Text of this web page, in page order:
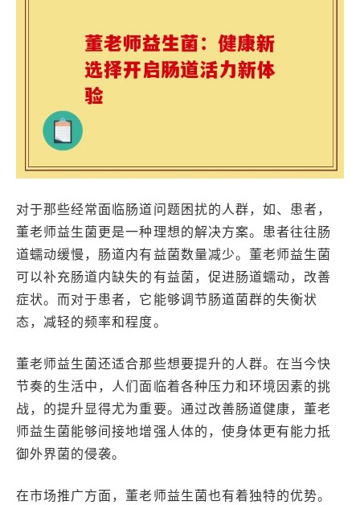
对于那些经常面临肠道问题困扰的人群，如、患者，
董老师益生菌更是一种理想的解决方案。患者往往肠
道蠕动缓慢，肠道内有益菌数量减少。董老师益生菌
可以补充肠道内缺失的有益菌，促进肠道蠕动，改善
症状。而对于患者，它能够调节肠道菌群的失衡状
态，减轻的频率和程度。
董老师益生菌还适合那些想要提升的人群。在当今快
节奏的生活中，人们面临着各种压力和环境因素的挑
战，的提升显得尤为重要。通过改善肠道健康，董老
师益生菌能够间接地增强人体的，使身体更有能力抵
御外界菌的侵袭。
在市场推广方面，董老师益生菌也有着独特的优势。